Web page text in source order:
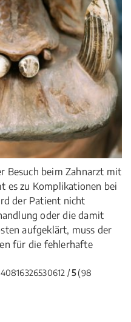
Besuch beim Zahnarzt mit
es zu Komplikationen bei
der Patient nicht
oder die damit
aufgeklärt, muss der
für die fehlerhafte
/5(98